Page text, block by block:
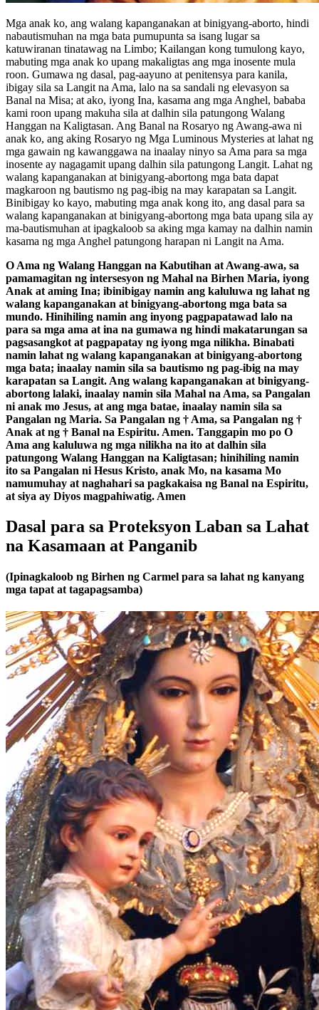
Mga anak ko, ang walang kapanganakan at binigyang-aborto, hindi
nabautismuhan na mga bata pumupunta sa isang lugar sa
katuwiranan tinatawag na Limbo; Kailangan kong tumulong kayo,
mabuting mga anak ko upang makaligtas ang mga inosente mula
roon. Gumawa ng dasal, pag-aayuno at penitensya para kanila,
ibigay sila sa Langit na Ama, lalo na sa sandali ng elevasyon sa
Banal na Misa; at ako, iyong Ina, kasama ang mga Anghel, bababa
kami roon upang makuha sila at dalhin sila patungong Walang
Hanggan na Kaligtasan. Ang Banal na Rosaryo ng Awang-awa ni
anak ko, ang aking Rosaryo ng Mga Luminous Mysteries at lahat ng
mga gawain ng kawanggawa na inaalay ninyo sa Ama para sa mga
inosente ay nagagamit upang dalhin sila patungong Langit. Lahat ng
walang kapanganakan at binigyang-abortong mga bata dapat
magkaroon ng bautismo ng pag-ibig na may karapatan sa Langit.
Binibigay ko kayo, mabuting mga anak kong ito, ang dasal para sa
walang kapanganakan at binigyang-abortong mga bata upang sila ay
ma-bautismuhan at ipagkaloob sa aking mga kamay na dalhin namin
kasama ng mga Anghel patungong harapan ni Langit na Ama.
O Ama ng Walang Hanggan na Kabutihan at Awang-awa, sa
pamamagitan ng intersesyon ng Mahal na Birhen Maria, iyong
Anak at aming Ina; ibinibigay namin ang kaluluwa ng lahat ng
walang kapanganakan at binigyang-abortong mga bata sa
mundo. Hinihiling namin ang inyong pagpapatawad lalo na
para sa mga ama at ina na gumawa ng hindi makatarungan sa
pagsasangkot at pagpapatay ng iyong mga nilikha. Binabati
namin lahat ng walang kapanganakan at binigyang-abortong
mga bata; inaalay namin sila sa bautismo ng pag-ibig na may
karapatan sa Langit. Ang walang kapanganakan at binigyang-
abortong lalaki, inaalay namin sila Mahal na Ama, sa Pangalan
ni anak mo Jesus, at ang mga batae, inaalay namin sila sa
Pangalan ng Maria. Sa Pangalan ng † Ama, sa Pangalan ng †
Anak at ng † Banal na Espiritu. Amen. Tanggapin mo po O
Ama ang kaluluwa ng mga nilikha na ito at dalhin sila
patungong Walang Hanggan na Kaligtasan; hinihiling namin
ito sa Pangalan ni Hesus Kristo, anak Mo, na kasama Mo
namumuhay at naghahari sa pagkakaisa ng Banal na Espiritu,
at siya ay Diyos magpahiwatig. Amen
Dasal para sa Proteksyon Laban sa Lahat
na Kasamaan at Panganib
(Ipinagkaloob ng Birhen ng Carmel para sa lahat ng kanyang
mga tapat at tagapagsamba)